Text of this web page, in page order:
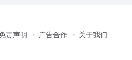
责声明 广告合作 关于我们